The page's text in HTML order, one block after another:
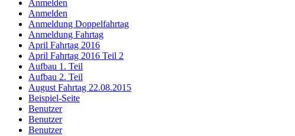
Anmelden
Anmelden
Anmeldung Doppelfahrtag
Anmeldung Fahrtag
April Fahrtag 2016
April Fahrtag 2016 Teil 2
Aufbau 1. Teil
Aufbau 2. Teil
August Fahrtag 22.08.2015
Beispiel-Seite
Benutzer
Benutzer
Benutzer